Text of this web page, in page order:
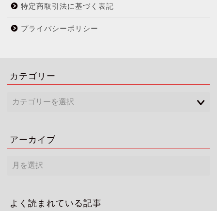
特定商取引法に基づく表記
プライバシーポリシー
カテゴリー
アーカイブ
ー
ブ
よく読まれている記事